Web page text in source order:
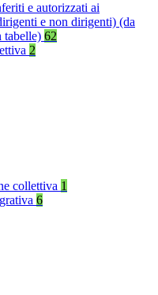
e autorizzati ai
e non dirigenti) (da
tabelle) 62
2
collettiva 1
6